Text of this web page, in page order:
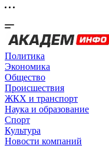
Политика
Экономика
Общество
Происшествия
ЖКХ и транспорт
Наука и образование
Спорт
Культура
Новости компаний